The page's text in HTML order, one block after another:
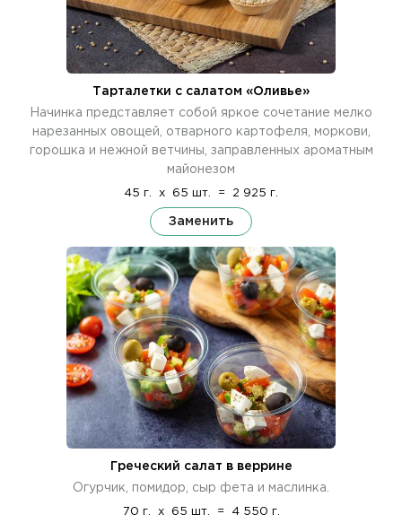
Тарталетки с салатом «Оливье»
Начинка представляет собой яркое сочетание мелко
нарезанных овощей, отварного картофеля, моркови,
горошка и нежной ветчины, заправленных ароматным
майонезом
45 г. x 65 шт. = 2 925 г.
Заменить
Греческий салат в веррине
Огурчик, помидор, сыр фета и маслинка.
70 г. x 65 шт. = 4 550 г.